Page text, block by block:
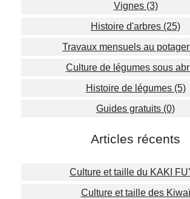
Vignes (3)
Histoire d'arbres (25)
Travaux mensuels au
Culture de légumes sous
Histoire de légumes (5)
Guides gratuits (0)
Articles récents
Culture et taille du KAKI
Culture et taille des Kiwaï